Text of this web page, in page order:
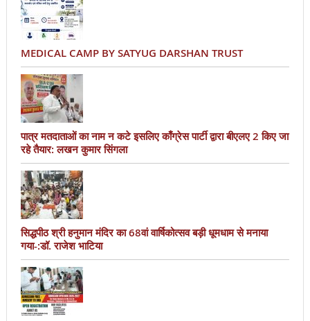
MEDICAL CAMP BY SATYUG DARSHAN TRUST
पात्र मतदाताओं का नाम न कटे इसलिए काँग्रेस पार्टी द्वारा बीएलए 2 किए जा
रहे तैयार: लखन कुमार सिंगला
सिद्धपीठ श्री हनुमान मंदिर का 68वां वार्षिकोत्सव बड़ी धूमधाम से मनाया
गया-:डॉ. राजेश भाटिया